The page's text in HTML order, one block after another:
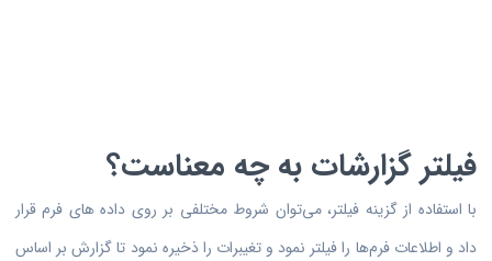
فیلتر گزارشات به چه معناست؟
با استفاده از گزینه فیلتر، می‌توان شروط مختلفی بر روی داده های فرم قرار
داد و اطلاعات فرم‌ها را فیلتر نمود و تغیبرات را ذخیره نمود تا گزارش بر اساس